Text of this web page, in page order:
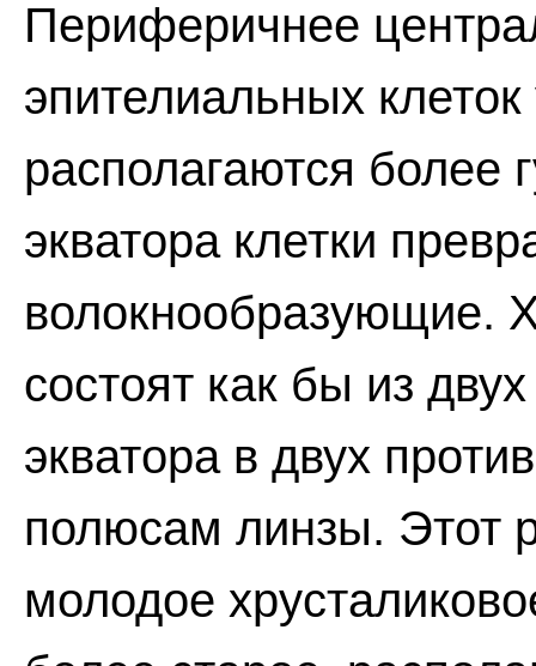
Периферичнее
эпителиальных
располагаются более
экватора клетки
волокнообразующие.
состоят как бы из
экватора в двух
полюсам линзы. Этот
молодое